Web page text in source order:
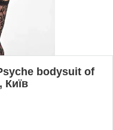
bodysuit of
Київ